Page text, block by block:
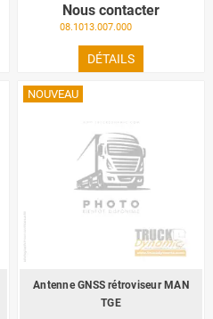
Nous contacter
08.1013.007.000
DÉTAILS
NOUVEAU
Antenne GNSS rétroviseur MAN
TGE